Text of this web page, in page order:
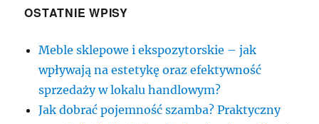
OSTATNIE WPISY
Meble sklepowe i ekspozytorskie – jak
wpływają na estetykę oraz efektywność
sprzedaży w lokalu handlowym?
Jak dobrać pojemność szamba? Praktyczny